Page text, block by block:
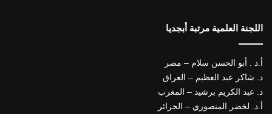
اللجنة العلمية مرتبة أبجديا
أ.د . أبو الحسن سلام – مصر
د. شاكر عبد العظيم – العراق
د. عبد الكريم برشيد – المغرب
أ.د. لخضر المنصوري – الجزائر